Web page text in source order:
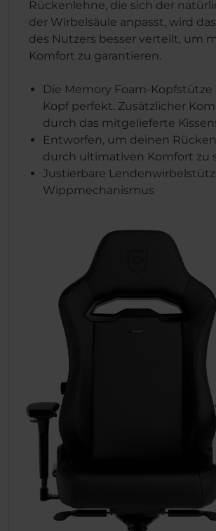
Rückenlehne, die sich der
der Wirbelsäule anpasst, wird
des Nutzers besser verteilt, um
Komfort zu garantieren.
Die Memory Foam-
Kopf perfekt. Zusätzlicher
durch das mitgelieferte
Entworfen, um deinen
durch ultimativen Komfort zu
Justierbare
Wippmechanismus